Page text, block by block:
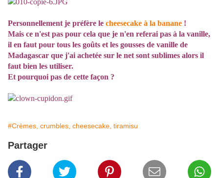
Personnellement je préfère le cheesecake à la banane !
Mais ce n'est pas pour cela que je n'en referai pas à la vanille,
il en faut pour tous les goûts et les gousses de vanille de
Madagascar que j'ai achetée sur le net sont sublimes alors il
faut bien les utiliser.
Et pourquoi pas de cette façon ?
#Crèmes, crumbles, cheesecake, tiramisu
Partager